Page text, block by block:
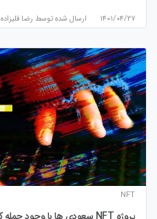
۱۴۰۱/۰۴/۲۷ ارسال شده توسط رضا قلیزاده
NFT